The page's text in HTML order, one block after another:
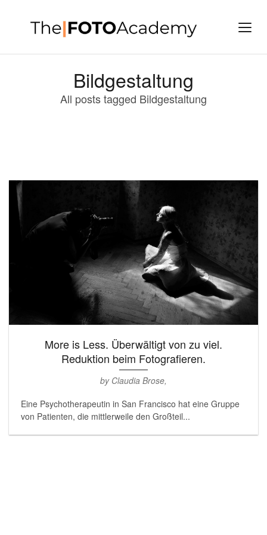
Bildgestaltung
All posts tagged Bildgestaltung
More is Less. Überwältigt von zu viel.
Reduktion beim Fotografieren.
by Claudia Brose,
Eine Psychotherapeutin in San Francisco hat eine Gruppe
von Patienten, die mittlerweile den Großteil...